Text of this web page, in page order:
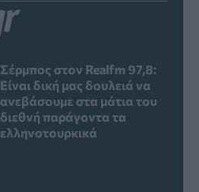
Σέρμπος στον Realfm 97,8:
Είναι δική μας δουλειά να
ανεβάσουμε στα μάτια του
διεθνή παράγοντα τα
ελληνοτουρκικά